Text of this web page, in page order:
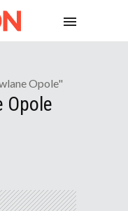
Opole"
Opole